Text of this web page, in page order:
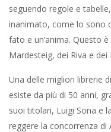
seguendo regole e
inanimato, come lo sono
fato e un’anima. Questo
Mardesteig, dei Riva e dei
Una delle migliori librerie
esiste da più di 50 anni,
suoi titolari, Luigi Sona e
reggere la concorrenza